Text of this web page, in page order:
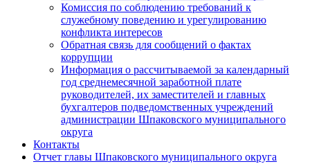
Комиссия по соблюдению требований к
служебному поведению и урегулированию
конфликта интересов
Обратная связь для сообщений о фактах
коррупции
Информация о рассчитываемой за календарный
год среднемесячной заработной плате
руководителей, их заместителей и главных
бухгалтеров подведомственных учреждений
администрации Шпаковского муниципального
округа
Контакты
Отчет главы Шпаковского муниципального округа